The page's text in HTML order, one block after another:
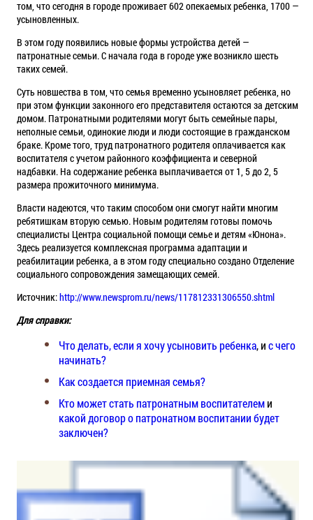
том, что сегодня в городе проживает 602 опекаемых ребенка, 1700 —
усыновленных.
В этом году появились новые формы устройства детей —
патронатные семьи. С начала года в городе уже возникло шесть
таких семей.
Суть новшества в том, что семья временно усыновляет ребенка, но
при этом функции законного его представителя остаются за детским
домом. Патронатными родителями могут быть семейные пары,
неполные семьи, одинокие люди и люди состоящие в гражданском
браке. Кроме того, труд патронатного родителя оплачивается как
воспитателя с учетом районного коэффициента и северной
надбавки. На содержание ребенка выплачивается от 1, 5 до 2, 5
размера прожиточного минимума.
Власти надеются, что таким способом они смогут найти многим
ребятишкам вторую семью. Новым родителям готовы помочь
специалисты Центра социальной помощи семье и детям «Юнона».
Здесь реализуется комплексная программа адаптации и
реабилитации ребенка, а в этом году специально создано Отделение
социального сопровождения замещающих семей.
Источник:http://www.newsprom.ru/news/117812331306550.shtml
Для справки:
Что делать, если я хочу усыновить ребенка, ис чего
начинать?
Как создается приемная семья?
Кто может стать патронатным воспитателеми
какой договор о патронатном воспитании будет
заключен?